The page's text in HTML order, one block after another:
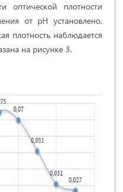
оптической плотности
от рН установлено,
плотность наблюдается
на рисунке 3.